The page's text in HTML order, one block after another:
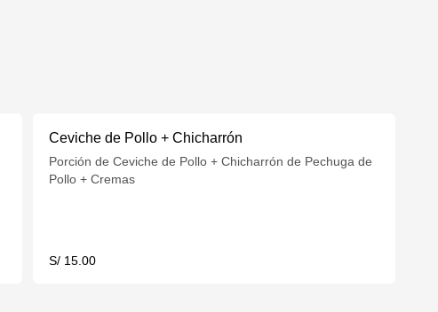
Ceviche de Pollo + Chicharrón
Porción de Ceviche de Pollo + Chicharrón de Pechuga de
Pollo + Cremas
S/ 15.00